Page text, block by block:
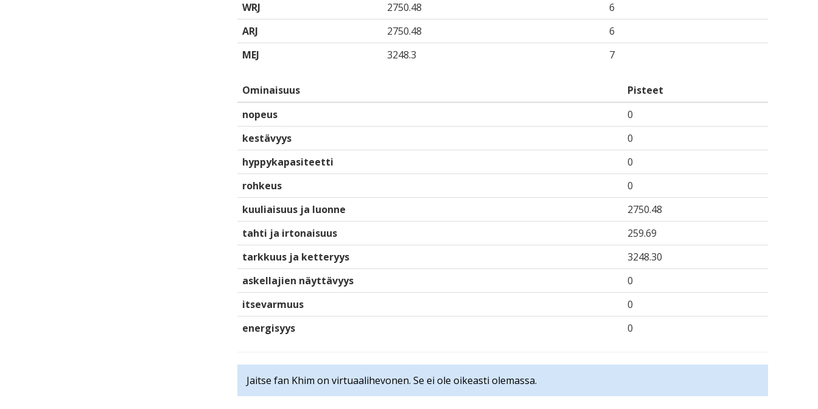
WRJ
2750.48
6
ARJ
2750.48
6
MEJ
3248.3 7
Ominaisuus
Pisteet
nopeus
0
kestävyys
0
hyppykapasiteetti
0
rohkeus
0
kuuliaisuus ja luonne
2750.48
tahti ja irtonaisuus
259.69
tarkkuus ja ketteryys
3248.30
askellajien näyttävyys
0
itsevarmuus
0
energisyys
0
Jaitse fan Khim on virtuaalihevonen. Se ei ole oikeasti olemassa.